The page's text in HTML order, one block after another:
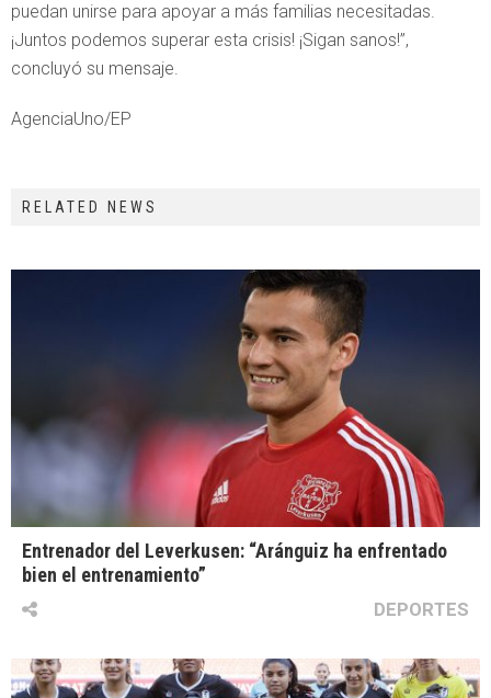
puedan unirse para apoyar a más familias necesitadas.
¡Juntos podemos superar esta crisis! ¡Sigan sanos!”,
concluyó su mensaje.
AgenciaUno/EP
RELATED NEWS
Entrenador del Leverkusen: “Aránguiz ha enfrentado
bien el entrenamiento”
DEPORTES